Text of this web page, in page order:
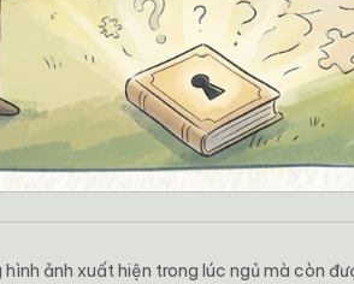
ảnh xuất hiện trong lúc ngủ mà còn